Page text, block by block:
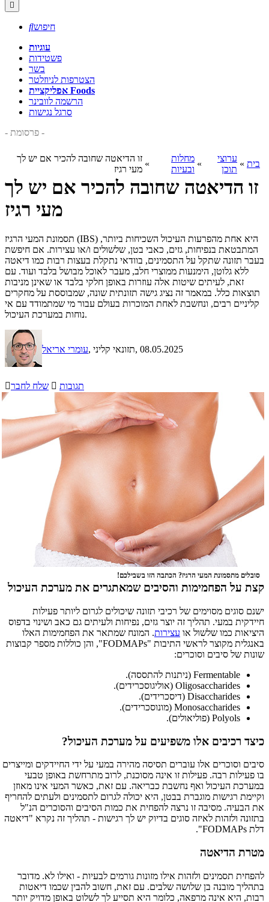

חיפוש
עוגיות
פשטידות
בשר
הצטרפות לניוזלטר
אפליקציית Foods
הרשמה לוובינר
סרגל נגישות
- פרסומת -
בית »
ערוצי
תוכן
»
מחלות
ובעיות
»
זו הדיאטה שחובה להכיר אם יש לך
מעי רגיז
זו הדיאטה שחובה להכיר אם יש לך
מעי רגיז
תסמונת המעי הרגיז (IBS) היא אחת מהפרעות העיכול השכיחות ביותר,
המתבטאת בנפיחות, גזים, כאבי בטן, שלשולים ו/או עצירות. אם חיפשת
בעבר תזונה שתקל על התסמינים, בוודאי נתקלת בעצות רבות כמו דיאטה
ללא גלוטן, הימנעות ממוצרי חלב, מעבר לאוכל מבושל בלבד ועוד. עם
זאת, לעיתים שיטות אלה עוזרות באופן חלקי בלבד או שאינן מניבות
תוצאות כלל. במאמר זה נציג גישה תזונתית שונה, שמבוססת על מחקרים
קליניים רבים, ונחשבת לאחת המוכרות בעולם עבור מי שמתמודד עם אי
נוחות במערכת העיכול.
עומרי אריאל , תזונאי קליני, 08.05.2025
שלח לחבר  תגובות
סובלים מתסמונת המעי הרגיז? הכתבה הזו בשבילכם!
קצת על הפחמימות והסיבים שמאתגרים את מערכת העיכול
ישנם סוגים מסוימים של רכיבי תזונה שיכולים לגרום ליותר פעילות
חיידקית במעי. תהליך זה יוצר גזים, נפיחות ולעיתים גם כאב ושינוי בדפוס
היציאות כמו שלשול או עצירות. המונח שמתאר את הפחמימות האלו
באנגלית מקוצר לראשי התיבות "FODMAPs", והן כוללות מספר קבוצות
שונות של סיבים וסוכרים:
Fermentable (ניתנות להתססה).
Oligosaccharides (אוליגוסכרידים).
Disaccharides (דיסכרידים).
Monosaccharides (מונוסכרידים).
Polyols (פוליאולים).
כיצד רכיבים אלו משפיעים על מערכת העיכול?
סיבים וסוכרים אלו עוברים תסיסה מהירה במעי על ידי החיידקים ומייצרים
בו פעילות רבה. פעילות זו אינה מסוכנת, לרוב מתרחשת באופן טבעי
במערכת העיכול ואף נחשבת כבריאה. עם זאת, כאשר המעי אינו מאוזן
וקיימת רגישות מוגברת בבטן, היא יכולה לגרום לתסמינים ולעתים להחריף
את הבעיה. מסיבה זו נרצה להפחית את כמות הסיבים והסוכרים הנ"ל
בתזונה ולזהות לאיזה סוגים בדיוק יש לך רגישות - תהליך זה נקרא "דיאטה
דלת FODMAPs".
מטרת הדיאטה
להפחית תסמינים ולזהות אילו מזונות גורמים לבעיות - ואילו לא. מדובר
בתהליך מובנה בן שלושה שלבים. עם זאת, חשוב להבין שכמו דיאטות
רבות, היא אינה מרפאה, כלומר היא תסייע לך לשלוט באופן מדויק יותר